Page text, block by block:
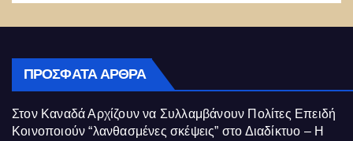
ΠΡΌΣΦΑΤΑ ΆΡΘΡΑ
Στον Καναδά Αρχίζουν να Συλλαμβάνουν Πολίτες Επειδή
Κοινοποιούν “λανθασμένες σκέψεις” στο Διαδίκτυο – Η